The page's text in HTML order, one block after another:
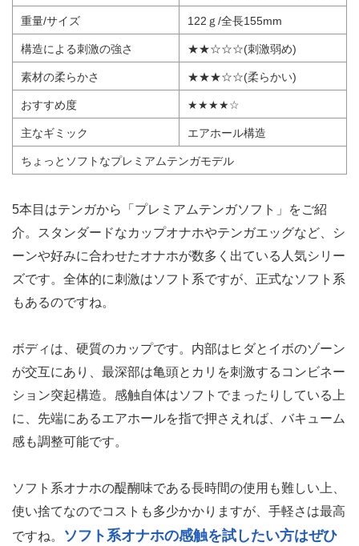
重量/サイズ 122ｇ/全長155mm
構造による刺激の強さ ★★☆☆☆(刺激弱め)
素材の柔らかさ ★★★☆☆(柔らかい)
おすすめ度 ★★★★☆
主なギミック エアホール構造
ちょっとソフトなプレミアムテンガモデル
5本目はテンガから「プレミアムテンガソフト」をご紹
介。スタンダードなカップオナホやテンガエッグなど、シ
ーンや好みに合わせたオナホが数多く出ている人気シリー
ズです。全体的に刺激はソフト系ですが、正式なソフト系
もあるのですね。
ボディは、硬質のカップです。内部はヒダとイボのゾーン
が交互にあり、最深部は亀頭とカリを刺激するコンビネー
ション突起構造。感触自体はソフトでまったりしている上
に、先端にあるエアホールを指で押さえれば、バキューム
感も調整可能です。
ソフト系オナホの醍醐味である長時間の使用も難しい上、
使い捨てなのでコストも多少かかりますが、手軽さは最高
ですね。
ソフト系オナホの感触を試したい方はぜひ